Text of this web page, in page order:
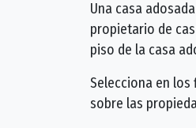
Una casa
propietario de
piso de la casa
Selecciona en
sobre las